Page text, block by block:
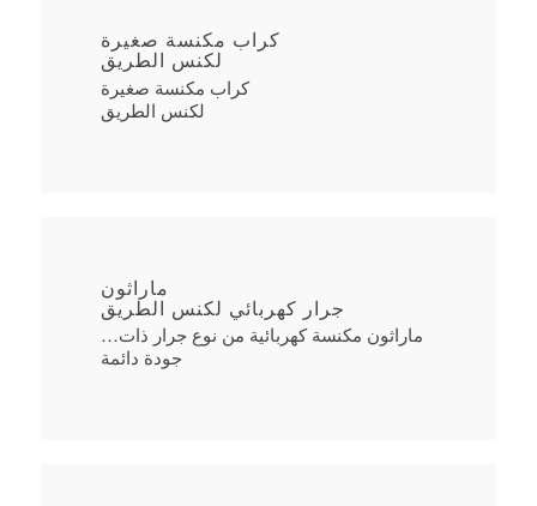
كراب مكنسة صغيرة
لكنس الطريق
كراب مكنسة صغيرة
لكنس الطريق
ماراثون
جرار كهربائي لكنس الطريق
…ماراثون مكنسة كهربائية من نوع جرار ذات
جودة دائمة